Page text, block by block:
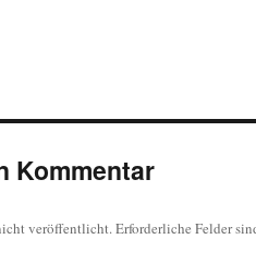
Kommentar
veröffentlicht.Erforderliche Felder